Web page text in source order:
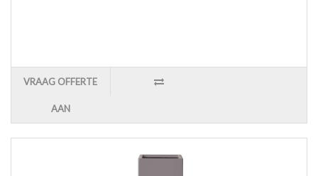
VRAAG OFFERTE
AAN